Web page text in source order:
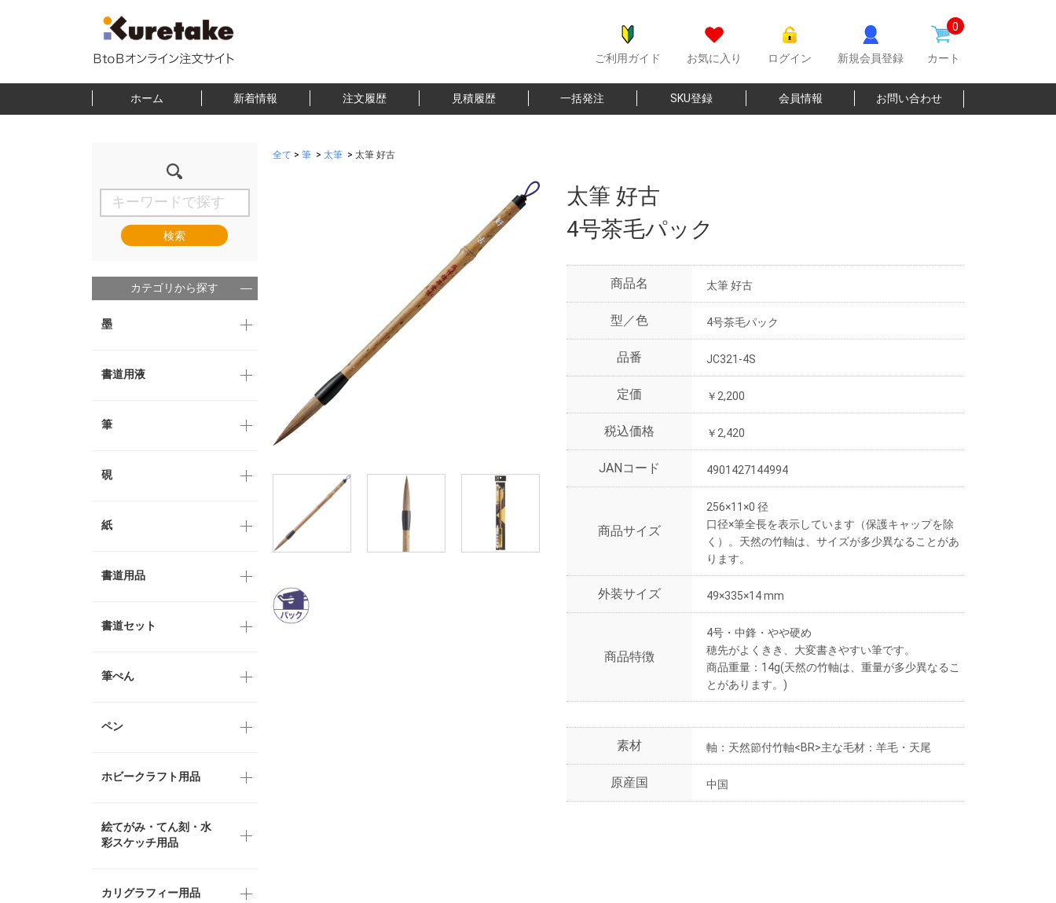
ご利用ガイド お気に入り ログイン 新規会員登録
0
カート
ホーム 新着情報 注文履歴 見積履歴 一括発注 SKU登録 会員情報 お問い合わせ
検索
カテゴリから探す
墨
書道用液
筆
硯
紙
書道用品
書道セット
筆ぺん
ペン
ホビークラフト用品
絵てがみ・てん刻・水
彩スケッチ用品
カリグラフィー用品
全て > 筆 > 太筆 > 太筆 好古
太筆 好古
4号茶毛パック
商品名 太筆 好古
型／色 4号茶毛パック
品番 JC321-4S
定価 ￥2,200
税込価格 ￥2,420
JANコード 4901427144994
商品サイズ
256×11×0 径
口径×筆全長を表示しています（保護キャップを除
く）。天然の竹軸は、サイズが多少異なることがあ
ります。
外装サイズ 49×335×14 mm
商品特徴
4号・中鋒・やや硬め
穂先がよくきき、大変書きやすい筆です。
商品重量：14g(天然の竹軸は、重量が多少異なるこ
とがあります。)
素材 軸：天然節付竹軸<BR>主な毛材：羊毛・天尾
原産国 中国